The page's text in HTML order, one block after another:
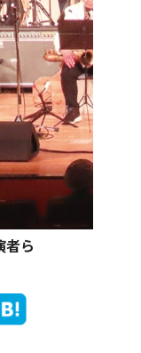
者ら